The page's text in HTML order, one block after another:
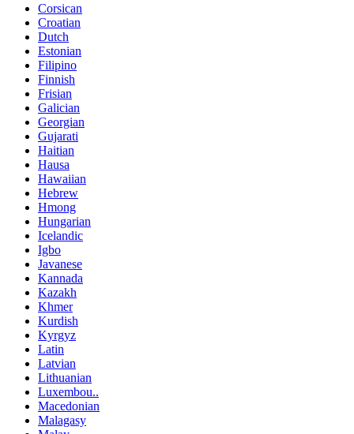
Corsican
Croatian
Dutch
Estonian
Filipino
Finnish
Frisian
Galician
Georgian
Gujarati
Haitian
Hausa
Hawaiian
Hebrew
Hmong
Hungarian
Icelandic
Igbo
Javanese
Kannada
Kazakh
Khmer
Kurdish
Kyrgyz
Latin
Latvian
Lithuanian
Luxembou..
Macedonian
Malagasy